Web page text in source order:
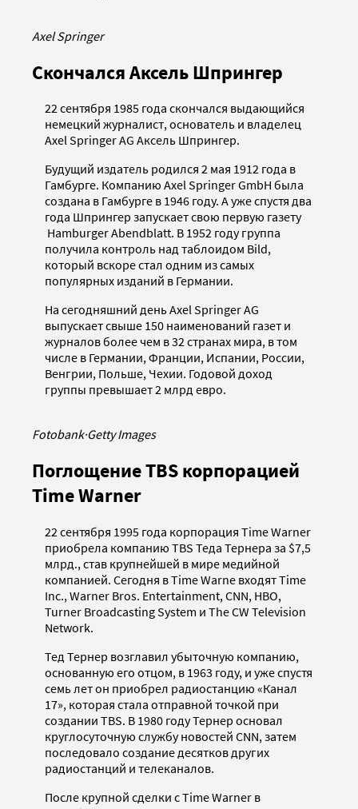
Axel Springer
Скончался Аксель Шпрингер
22 сентября 1985 года скончался выдающийся
немецкий журналист, основатель и владелец
Axel Springer AG Аксель Шпрингер.
Будущий издатель родился 2 мая 1912 года в
Гамбурге. Компанию Axel Springer GmbH была
создана в Гамбурге в 1946 году. А уже спустя два
года Шпрингер запускает свою первую газету
Hamburger Abendblatt. В 1952 году группа
получила контроль над таблоидом Bild,
который вскоре стал одним из самых
популярных изданий в Германии.
На сегодняшний день Axel Springer AG
выпускает свыше 150 наименований газет и
журналов более чем в 32 странах мира, в том
числе в Германии, Франции, Испании, России,
Венгрии, Польше, Чехии. Годовой доход
группы превышает 2 млрд евро.
Fotobank·Getty Images
Поглощение TBS корпорацией
Time Warner
22 сентября 1995 года корпорация Time Warner
приобрела компанию TBS Теда Тернера за $7,5
млрд., став крупнейшей в мире медийной
компанией. Сегодня в Time Warne входят Time
Inc., Warner Bros. Entertainment, CNN, HBO,
Turner Broadcasting System и The CW Television
Network.
Тед Тернер возглавил убыточную компанию,
основанную его отцом, в 1963 году, и уже спустя
семь лет он приобрел радиостанцию «Канал
17», которая стала отправной точкой при
создании TBS. В 1980 году Тернер основал
круглосуточную службу новостей CNN, затем
последовало создание десятков других
радиостанций и телеканалов.
После крупной сделки с Time Warner в